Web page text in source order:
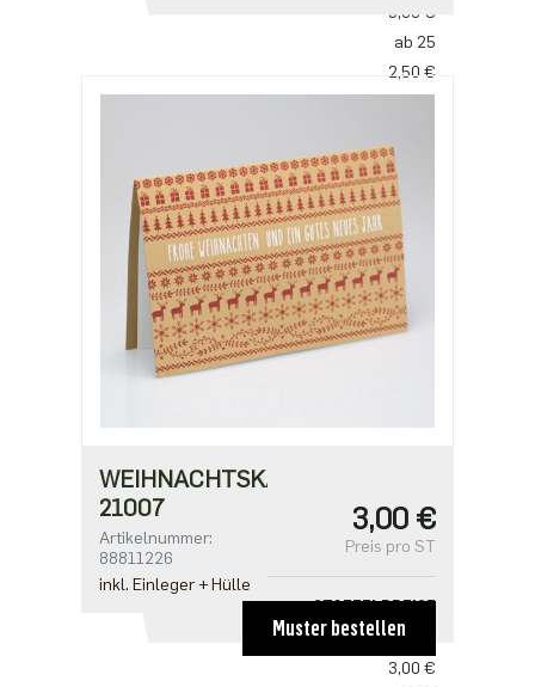
3,00 €
ab 25
2,50 €
ab 500
1,91 €
WEIHNACHTSKARTE
21007
Artikelnummer:
88811226
inkl. Einleger + Hülle
3,00 €
Preis pro ST
STAFFELPREISE
ab 1
3,00 €
Muster bestellen